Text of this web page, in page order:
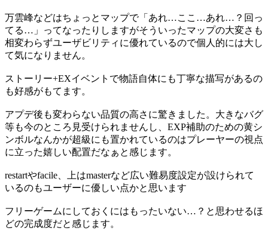
万雲峰などはちょっとマップで「あれ…ここ…あれ…？回っ
てる…」ってなったりしますがそういったマップの大変さも
相変わらずユーザビリティに優れているので個人的には大し
て気になりません。
ストーリー+EXイベントで物語自体にも丁寧な描写があるの
も好感がもてます。
アプデ後も変わらない品質の高さに驚きました。大きなバグ
等も今のところ見受けられませんし、EXP補助のための黄シ
ンボルなんかが超級にも置かれているのはプレーヤーの視点
に立った嬉しい配置だなぁと感じます。
restartやfacile、上はmasterなど広い難易度設定が設けられて
いるのもユーザーに優しい点かと思います
フリーゲームにしておくにはもったいない…？と思わせるほ
どの完成度だと感じます。